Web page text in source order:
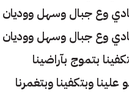
وع جبال وسهل ووديان
وع جبال وسهل ووديان
بتموج بآراضينا
وبتكفينا وبتغمرنا